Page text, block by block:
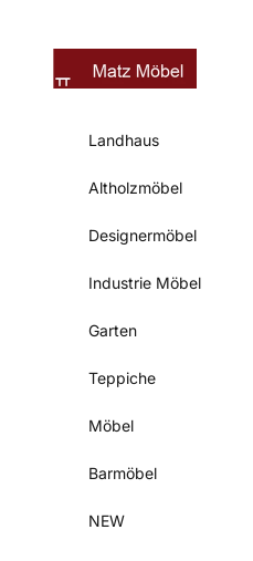
Matz Möbel
Landhaus
Altholzmöbel
Designermöbel
Industrie Möbel
Garten
Teppiche
Möbel
Barmöbel
NEW